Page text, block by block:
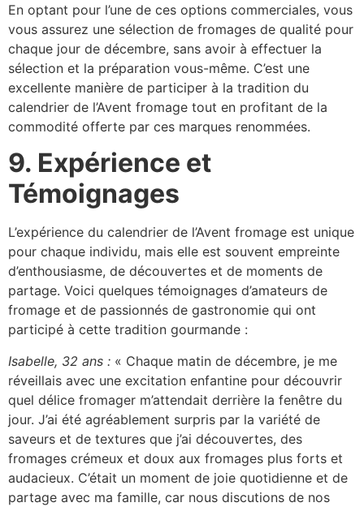
En optant pour l’une de ces options commerciales, vous
vous assurez une sélection de fromages de qualité pour
chaque jour de décembre, sans avoir à effectuer la
sélection et la préparation vous-même. C’est une
excellente manière de participer à la tradition du
calendrier de l’Avent fromage tout en profitant de la
commodité offerte par ces marques renommées.
9. Expérience et
Témoignages
L’expérience du calendrier de l’Avent fromage est unique
pour chaque individu, mais elle est souvent empreinte
d’enthousiasme, de découvertes et de moments de
partage. Voici quelques témoignages d’amateurs de
fromage et de passionnés de gastronomie qui ont
participé à cette tradition gourmande :
Isabelle, 32 ans : « Chaque matin de décembre, je me
réveillais avec une excitation enfantine pour découvrir
quel délice fromager m’attendait derrière la fenêtre du
jour. J’ai été agréablement surpris par la variété de
saveurs et de textures que j’ai découvertes, des
fromages crémeux et doux aux fromages plus forts et
audacieux. C’était un moment de joie quotidienne et de
partage avec ma famille, car nous discutions de nos